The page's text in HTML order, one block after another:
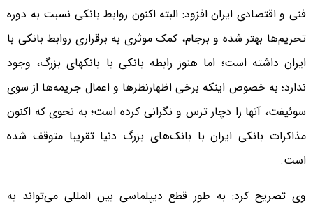
فنی و اقتصادی ایران افزود: البته اکنون روابط بانکی نسبت به دوره
تحریم‌ها بهتر شده و برجام، کمک موثری به برقراری روابط بانکی با
ایران داشته است؛ اما هنوز رابطه بانکی با بانکهای بزرگ، وجود
ندارد؛ به خصوص اینکه برخی اظهارنظرها و اعمال جریمه‌ها از سوی
سوئیفت، آنها را دچار ترس و نگرانی کرده است؛ به نحوی که اکنون
مذاکرات بانکی ایران با بانک‌های بزرگ دنیا تقریبا متوقف شده
است.
وی تصریح کرد: به طور قطع دیپلماسی بین المللی می‌تواند به